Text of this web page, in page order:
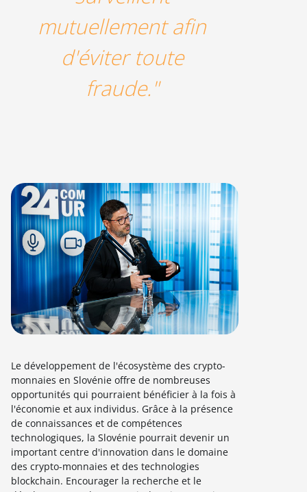
mutuellement afin
d'éviter toute
fraude."
Le développement de l'écosystème des crypto-
monnaies en Slovénie offre de nombreuses
opportunités qui pourraient bénéficier à la fois à
l'économie et aux individus. Grâce à la présence
de connaissances et de compétences
technologiques, la Slovénie pourrait devenir un
important centre d'innovation dans le domaine
des crypto-monnaies et des technologies
blockchain. Encourager la recherche et le